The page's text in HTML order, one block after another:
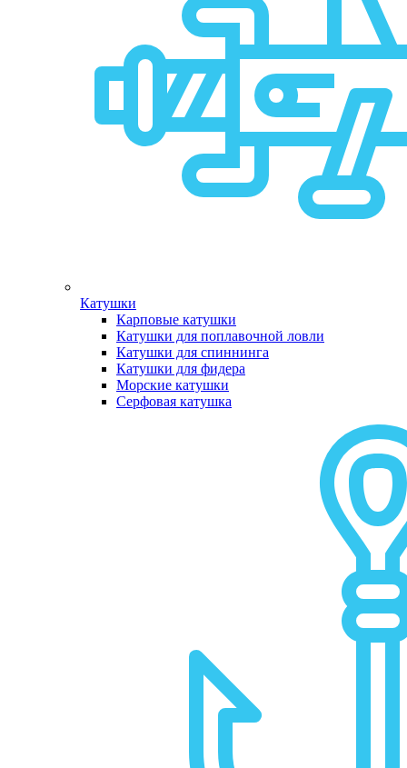
Катушки
Карповые катушки
Катушки для поплавочной ловли
Катушки для спиннинга
Катушки для фидера
Морские катушки
Серфовая катушка